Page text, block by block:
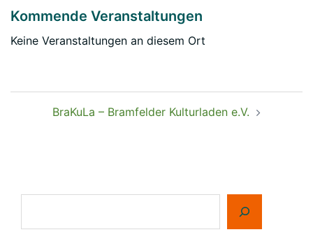
Kommende Veranstaltungen
Keine Veranstaltungen an diesem Ort
BraKuLa – Bramfelder Kulturladen e.V.